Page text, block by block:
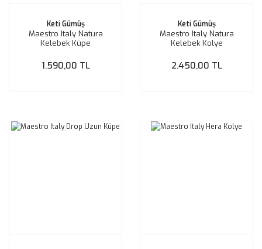
Keti Gümüş
Maestro Italy Natura
Kelebek Küpe
1.590,00 TL
Keti Gümüş
Maestro Italy Natura
Kelebek Kolye
2.450,00 TL